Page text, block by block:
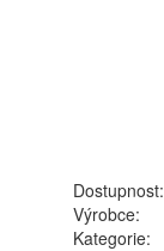
Dostupnost:
Výrobce:
Kategorie: